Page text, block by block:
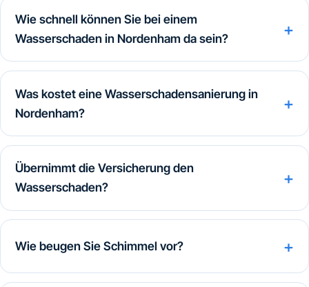
Wie schnell können Sie bei einem
Wasserschaden in Nordenham da sein?
Was kostet eine Wasserschadensanierung in
Nordenham?
Übernimmt die Versicherung den
Wasserschaden?
Wie beugen Sie Schimmel vor?